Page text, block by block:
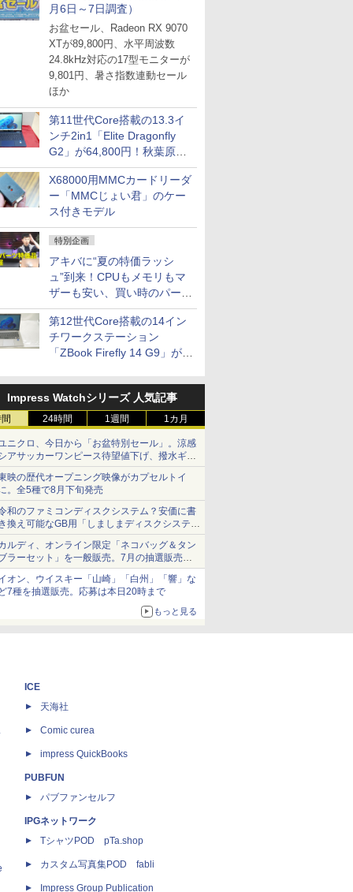
月6日～7日調査）
お盆セール、Radeon RX 9070
XTが89,800円、水平周波数
24.8kHz対応の17型モニターが
9,801円、暑さ指数連動セール
ほか
第11世代Core搭載の13.3イ
ンチ2in1「Elite Dragonfly
G2」が64,800円！秋葉原で
中古PCセール
X68000用MMCカードリーダ
ー「MMCじょい君」のケー
ス付きモデル
特別企画
アキバに“夏の特価ラッシ
ュ”到来！CPUもメモリもマ
ザーも安い、買い時のパーツ
は？【8月7日(金)22時配信】
第12世代Core搭載の14イン
チワークステーション
「ZBook Firefly 14 G9」が
セール
Impress Watchシリーズ 人気記事
24時間 1週間 1カ月
ニクロ、今日から「お盆特別セール」。涼感
アサッカーワンピース待望値下げ、撥水ギア
ョーツは1990円に
映の歴代オープニング映像がカプセルトイ
。全5種で8月下旬発売
和のファミコンディスクシステム？安価に書
換え可能なGB用「しましまディスクシステ
」
ルディ、オンライン限定「ネコバッグ＆タン
ラーセット」を一般販売。7月の抽選販売の
選無効分
オン、ウイスキー「山崎」「白州」「響」な
7種を抽選販売。応募は本日20時まで
もっと見る
ICE
天海社
Comic curea
impress QuickBooks
PUBFUN
パブファンセルフ
IPGネットワーク
TシャツPOD pTa.shop
カスタム写真集POD fabli
Impress Group Publication